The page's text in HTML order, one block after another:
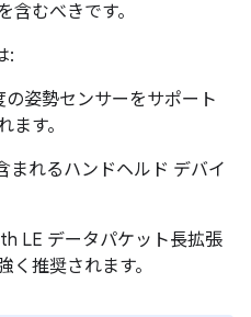
含むべきです。
:
の姿勢センサーをサポート
す。
れるハンドヘルド デバイ
LE データパケット長拡張
く推奨されます。